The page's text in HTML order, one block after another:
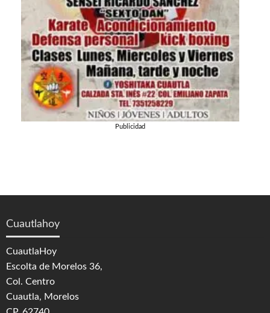
Publicidad
Cuautlahoy
CuautlaHoy
Escolta de Morelos 36,
Col. Centro
Cuautla, Morelos